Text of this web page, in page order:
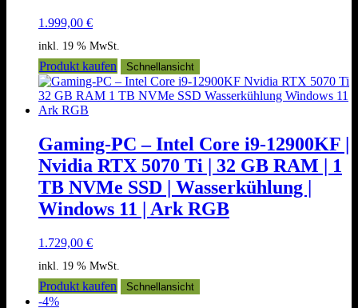
1.999,00 €
inkl. 19 % MwSt.
Produkt kaufen Schnellansicht
Gaming-PC – Intel Core i9-12900KF |
Nvidia RTX 5070 Ti | 32 GB RAM | 1
TB NVMe SSD | Wasserkühlung |
Windows 11 | Ark RGB
1.729,00 €
inkl. 19 % MwSt.
Produkt kaufen Schnellansicht
-4%